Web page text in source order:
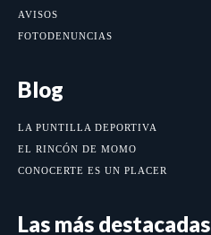
AVISOS
FOTODENUNCIAS
Blog
LA PUNTILLA DEPORTIVA
EL RINCÓN DE MOMO
CONOCERTE ES UN PLACER
Las más destacadas